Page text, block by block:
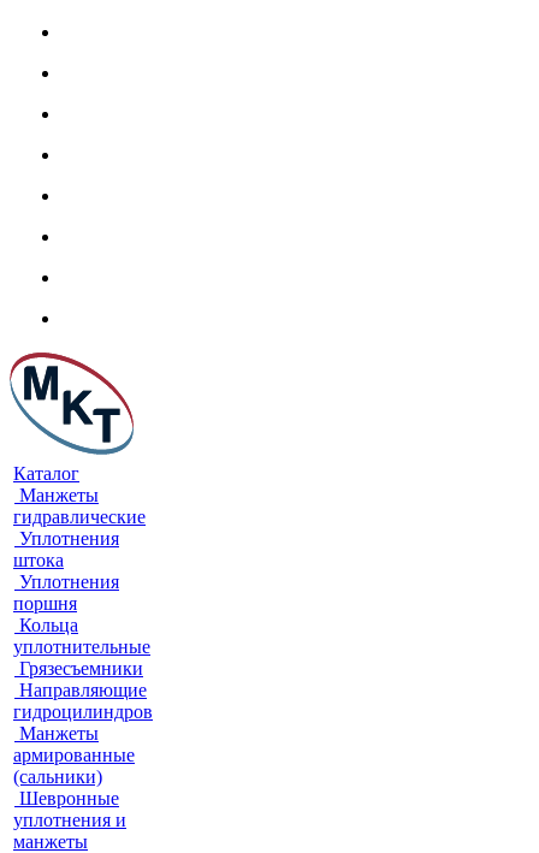
Каталог
Манжеты
гидравлические
Уплотнения
штока
Уплотнения
поршня
Кольца
уплотнительные
Грязесъемники
Направляющие
гидроцилиндров
Манжеты
армированные
(сальники)
Шевронные
уплотнения и
манжеты